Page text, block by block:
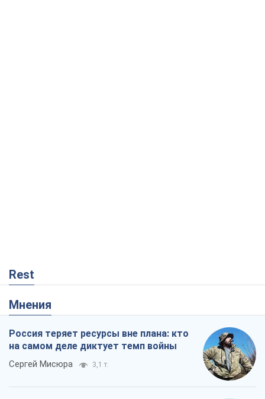
Rest
Мнения
Россия теряет ресурсы вне плана: кто
на самом деле диктует темп войны
Сергей Мисюра 3,1 т.